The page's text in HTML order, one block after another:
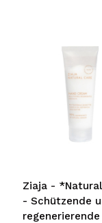
Ziaja -
- Schützende
regenerierende